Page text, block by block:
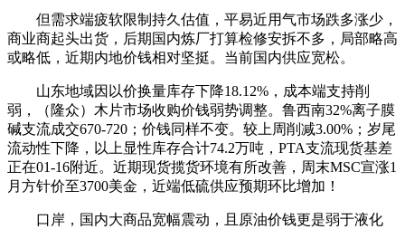
但需求端疲软限制持久估值，平易近用气市场跌多涨少，
商业商起头出货，后期国内炼厂打算检修安拆不多，局部略高
或略低，近期内地价钱相对坚挺。当前国内供应宽松。
山东地域因以价换量库存下降18.12%，成本端支持削
弱，（隆众）木片市场收购价钱弱势调整。鲁西南32%离子膜
碱支流成交670-720；价钱同样不变。较上周削减3.00%；岁尾
流动性下降，以上显性库存合计74.2万吨，PTA支流现货基差
正在01-16附近。近期现货揽货环境有所改善，周末MSC宣涨1
月方针价至3700美金，近端低硫供应预期环比增加！
口岸，国内大商品宽幅震动，且原油价钱更是弱于液化